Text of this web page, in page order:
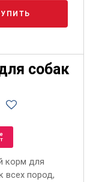
собак
корм для
всех пород,